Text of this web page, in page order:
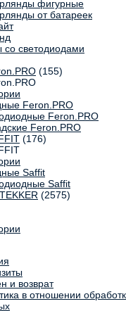
фигурные
от батареек
светодиодами
(155)
Feron.PRO
Feron.PRO
Feron.PRO
(176)
Saffit
Saffit
(2575)
и возврат
в отношении